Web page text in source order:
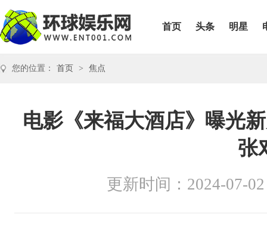
首页 头条 明星
您的位置： 首页 > 焦点
电影《来福大酒店》曝光
张
更新时间：2024-07-02